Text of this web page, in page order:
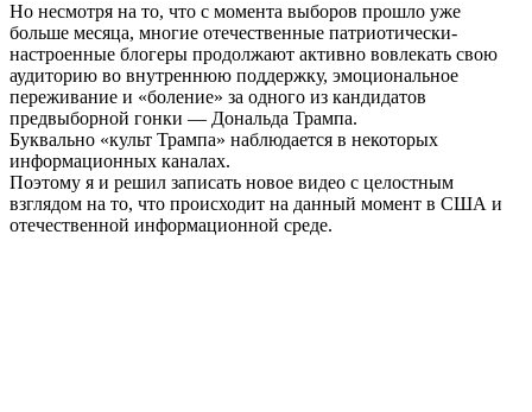
Но несмотря на то, что с момента выборов прошло уже
больше месяца, многие отечественные патриотически-
настроенные блогеры продолжают активно вовлекать свою
аудиторию во внутреннюю поддержку, эмоциональное
переживание и «боление» за одного из кандидатов
предвыборной гонки — Дональда Трампа.
Буквально «культ Трампа» наблюдается в некоторых
информационных каналах.
Поэтому я и решил записать новое видео с целостным
взглядом на то, что происходит на данный момент в США и
отечественной информационной среде.